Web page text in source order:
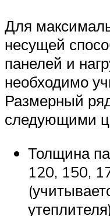
Для
несущей
панелей и
необходимо
Размерный
следующими
Толщина
120, 150,